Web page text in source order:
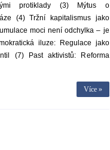
protiklady (3) Mýtus o
(4) Tržní kapitalismus jako
moci není odchylka – je
iluze: Regulace jako
(7) Past aktivistů: Reforma
Více »